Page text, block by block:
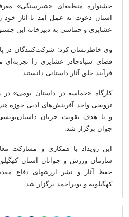
جشنواره منطقه‌ای «شیرسنگی»
استان دعوت به عمل آمد تا آثار خود
عشایری و حماسی به دبیرخانه این
وی خاطرنشان کرد: شرکت‌کنندگان در
فضای سیاه‌چادر عشایری را تجربه‌ای
فرآیند خلق آثار داستانی دانستند.
کارگاه «حماسه در داستان بومی» در
ترویجی واحد آفرینش‌های ادبی حوزه
و با هدف تقویت جریان
جوان برگزار شد.
این رویداد با همکاری و مشارکت
سازمان ورزش و جوانان استان
حفظ آثار و نشر ارزشهای دفاع
کهگیلویه و بویراحمد برگزار شد.